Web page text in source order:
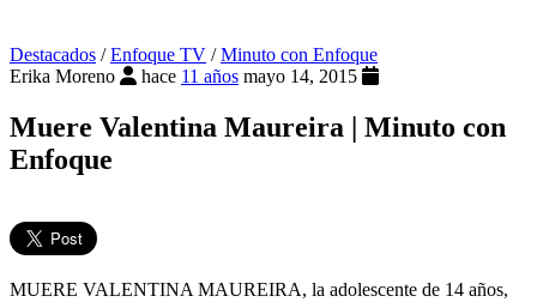
Destacados /Enfoque TV /Minuto con Enfoque
Erika Moreno
hace 11 años mayo 14, 2015
Muere Valentina Maureira | Minuto con
Enfoque
MUERE VALENTINA MAUREIRA, la adolescente de 14 años,